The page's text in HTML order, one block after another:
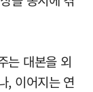
는 대본을 외
, 이어지는 연